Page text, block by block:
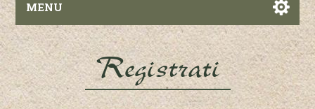
MENU
Registrati